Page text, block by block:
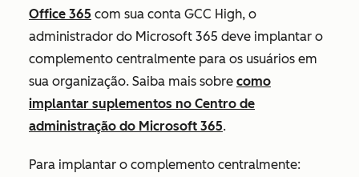
Office 365 com sua conta GCC High, o
administrador do Microsoft 365 deve implantar o
complemento centralmente para os usuários em
sua organização. Saiba mais sobre como
implantar suplementos no Centro de
administração do Microsoft 365.
Para implantar o complemento centralmente: